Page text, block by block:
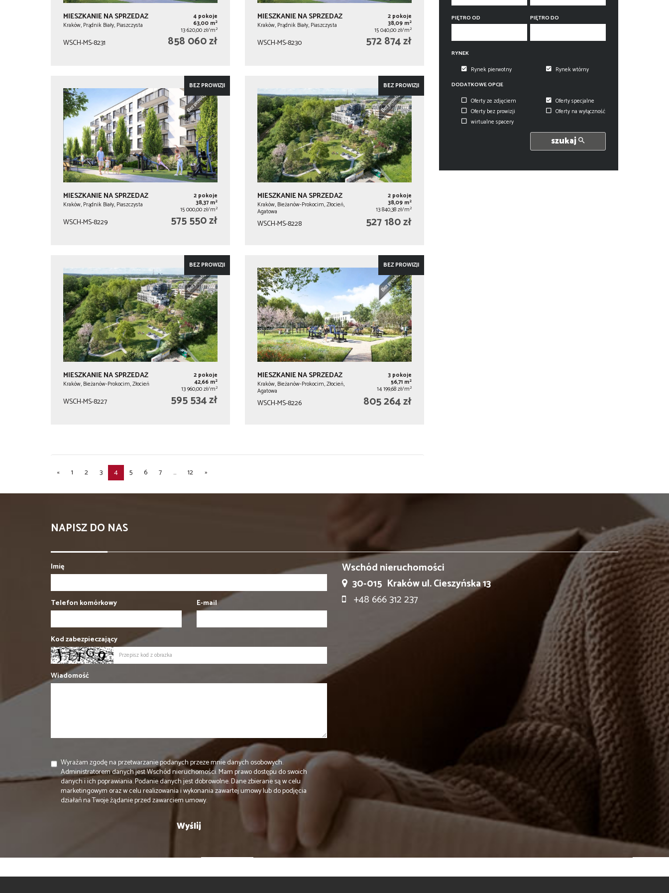
MIESZKANIE NA SPRZEDAŻ
Kraków, Prądnik Biały, Piaszczysta
4 pokoje
63,00 m2
13 620,00 zł/m2
WSCH-MS-8231 858 060 zł
MIESZKANIE NA SPRZEDAŻ
Kraków, Prądnik Biały, Piaszczysta
2 pokoje
38,09 m2
15 040,00 zł/m2
WSCH-MS-8230 572 874 zł
BEZ PROWIZJI
MIESZKANIE NA SPRZEDAŻ
Kraków, Prądnik Biały, Piaszczysta
2 pokoje
38,37 m2
15 000,00 zł/m2
WSCH-MS-8229 575 550 zł
BEZ PROWIZJI
MIESZKANIE NA SPRZEDAŻ
Kraków, Bieżanów-Prokocim, Złocień,
Agatowa
2 pokoje
38,09 m2
13 840,38 zł/m2
WSCH-MS-8228 527 180 zł
BEZ PROWIZJI
MIESZKANIE NA SPRZEDAŻ
Kraków, Bieżanów-Prokocim, Złocień
2 pokoje
42,66 m2
13 960,00 zł/m2
WSCH-MS-8227 595 534 zł
BEZ PROWIZJI
MIESZKANIE NA SPRZEDAŻ
Kraków, Bieżanów-Prokocim, Złocień,
Agatowa
3 pokoje
56,71 m2
14 199,68 zł/m2
WSCH-MS-8226 805 264 zł
« 1 2 3 4 5 6 7 ... 12 »
PIĘTRO OD PIĘTRO DO
RYNEK
Rynek pierwotny
Rynek wtórny
DODATKOWE OPCJE
Oferty ze zdjęciem
Oferty specjalne
Oferty bez prowizji
Oferty na wyłączność
wirtualne spacery
szukaj
NAPISZ DO NAS
Imię
Telefon komórkowy E-mail
Kod zabezpieczający
Wiadomość
Wyrażam zgodę na przetwarzanie podanych przeze mnie danych osobowych.
Administratorem danych jest Wschód nieruchomości. Mam prawo dostępu do swoich
danych i ich poprawiania. Podanie danych jest dobrowolne. Dane zbierane są w celu
marketingowym oraz w celu realizowania i wykonania zawartej umowy lub do podjęcia
działań na Twoje żądanie przed zawarciem umowy.
Wschód nieruchomości
30-015 Kraków ul. Cieszyńska 13
+48 666 312 237